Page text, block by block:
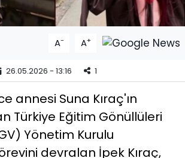
A- A+
26.05.2026 - 13:16 1
annesi Suna Kıraç'ın
Türkiye Eğitim Gönüllüleri
Yönetim Kurulu
devralan İpek Kıraç,